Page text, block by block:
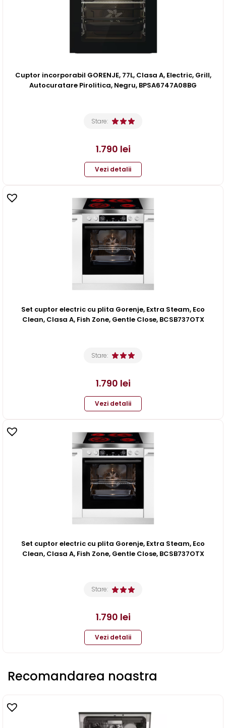
Cuptor incorporabil GORENJE, 77L, Clasa A, Electric, Grill,
Autocuratare Pirolitica, Negru, BPSA6747A08BG
Stare:
1.790 lei
Vezi detalii
Set cuptor electric cu plita Gorenje, Extra Steam, Eco
Clean, Clasa A, Fish Zone, Gentle Close, BCSB737OTX
Stare:
1.790 lei
Vezi detalii
Set cuptor electric cu plita Gorenje, Extra Steam, Eco
Clean, Clasa A, Fish Zone, Gentle Close, BCSB737OTX
Stare:
1.790 lei
Vezi detalii
Recomandarea noastra